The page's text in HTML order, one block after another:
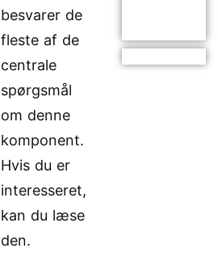
besvarer de
fleste af de
centrale
spørgsmål
om denne
komponent.
Hvis du er
interesseret,
kan du læse
den.